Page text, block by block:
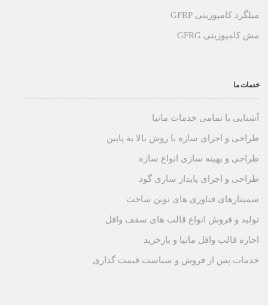
میلگرد کامپوزیتی GFRP
مش کامپوزیتی GFRG
خدمات ما
آشنایی با تمامی خدمات ماتیا
طراحی و اجرای سازه با روش بالا به پایین
طراحی و بهینه سازی انواع سازه
طراحی و اجرای پایدار سازی گود
سمینارهای فناوری های نوین ساخت
تولید و فروش انواع قالب های سقف وافل
اجاره قالب وافل ماتیا و بازخرید
خدمات پس از فروش و سیاست قیمت گذاری